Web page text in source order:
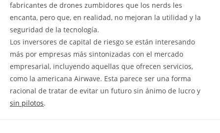
fabricantes de drones zumbidores que los nerds les
encanta, pero que, en realidad, no mejoran la utilidad y la
seguridad de la tecnología.
Los inversores de capital de riesgo se están interesando
más por empresas más sintonizadas con el mercado
empresarial, incluyendo aquellas que ofrecen servicios,
como la americana Airwave. Esta parece ser una forma
racional de tratar de evitar un futuro sin ánimo de lucro y
sin pilotos.